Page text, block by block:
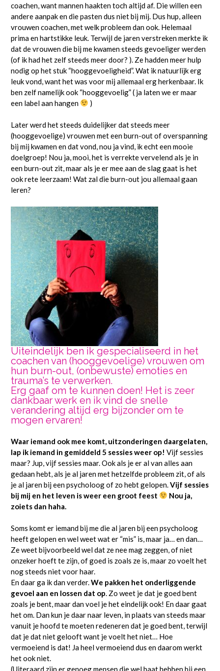
coachen, want mannen haakten toch altijd af. Die willen een
andere aanpak en die pasten dus niet bij mij. Dus hup, alleen
vrouwen coachen, met welk probleem dan ook. Helemaal
prima en hartstikke leuk. Terwijl de jaren verstreken merkte ik
dat de vrouwen die bij me kwamen steeds gevoeliger werden
(of ik had het zelf steeds meer door? ). Ze hadden meer hulp
nodig op het stuk “hooggevoeligheid”. Wat ik natuurlijk erg
leuk vond, want het was voor mij allemaal erg herkenbaar. Ik
ben zelf namelijk ook “hooggevoelig” ( ja laten we er maar
een label aan hangen
)
Later werd het steeds duidelijker dat steeds meer
(hooggevoelige) vrouwen met een burn-out of overspanning
bij mij kwamen en dat vond, nou ja vind, ik echt een mooie
doelgroep! Nou ja, mooi, het is verrekte vervelend als je in
een burn-out zit, maar als je er mee aan de slag gaat is het
ook rete leerzaam! Wat zal die burn-out jou allemaal gaan
leren?
Uiteindelijk ben ik gespecialiseerd in het
coachen van (hooggevoelige) vrouwen om
hun burn-out, (onbewuste) emoties en
trauma’s te verwerken.
Erg gaaf om te kunnen doen! Het is zeer
dankbaar werk en ik vind de snelle
verandering altijd erg bijzonder om te
mogen ervaren!
Waar iemand ook mee komt, uitzonderingen daargelaten,
lap ik iemand in gemiddeld 5 sessies weer op! Vijf sessies
maar? Jup, vijf sessies maar. Ook als je er al van alles aan
gedaan hebt, als je al jaren met hetzelfde probleem zit, of als
je al jaren bij een psycholoog of zo hebt gelopen.Vijf sessies
bij mij en het leven is weer een groot feest
Nou ja,
zoiets dan haha.
Soms komt er iemand bij me die al jaren bij een psycholoog
heeft gelopen en wel weet wat er “mis” is, maar ja… en dan…
Ze weet bijvoorbeeld wel dat ze nee mag zeggen, of niet
onzeker hoeft te zijn, of goed is zoals ze is, maar zo voelt het
nog steeds niet voor haar.
En daar ga ik dan verder.We pakken het onderliggende
gevoel aan en lossen dat op. Zo weet je dat je goed bent
zoals je bent, maar dan voel je het eindelijk ook! En daar gaat
het om. Dan kun je daar naar leven, in plaats van steeds maar
vanuit je hoofd te moeten redeneren dat je goed bent, terwijl
dat je dat niet gelooft want je voelt het niet… Hoe
vermoeiend is dat! Ja heel vermoeiend dus en daarom werkt
het ook niet.
(Uiteraard zijn er genoeg mensen die wel baat hebben bij een